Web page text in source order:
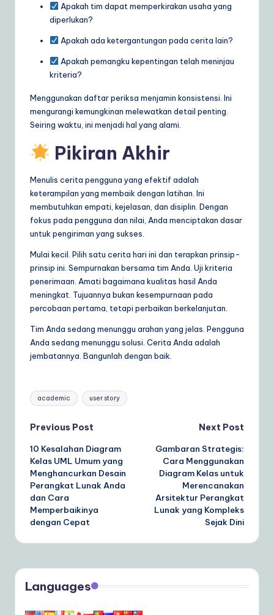
Apakah tim dapat memperkirakan usaha yang
diperlukan?
Apakah ada ketergantungan pada cerita lain?
Apakah pemangku kepentingan telah meninjau
kriteria?
Menggunakan daftar periksa menjamin konsistensi. Ini
mengurangi kemungkinan melewatkan detail penting.
Seiring waktu, ini menjadi hal yang alami.
Pikiran Akhir
Menulis cerita pengguna yang efektif adalah
keterampilan yang membaik dengan latihan. Ini
membutuhkan empati, kejelasan, dan disiplin. Dengan
fokus pada pengguna dan nilai, Anda menciptakan dasar
untuk pengiriman yang sukses.
Mulai kecil. Pilih satu cerita hari ini dan terapkan prinsip-
prinsip ini. Sempurnakan bersama tim Anda. Uji kriteria
penerimaan. Amati bagaimana kualitas hasil Anda
meningkat. Tujuannya bukan kesempurnaan pada
percobaan pertama, tetapi perbaikan berkelanjutan.
Tim Anda sedang menunggu arahan yang jelas. Pengguna
Anda sedang menunggu solusi. Cerita Anda adalah
jembatannya. Bangunlah dengan baik.
Tags:
academic user story
Post
navigation
Previous Post
10 Kesalahan Diagram
Kelas UML Umum yang
Menghancurkan Desain
Perangkat Lunak Anda
dan Cara
Memperbaikinya
dengan Cepat
Next Post
Gambaran Strategis:
Cara Menggunakan
Diagram Kelas untuk
Merencanakan
Arsitektur Perangkat
Lunak yang Kompleks
Sejak Dini
Languages